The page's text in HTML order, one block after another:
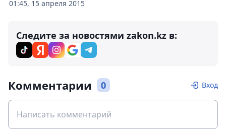
01:45, 15 апреля 2015
Следите за новостями zakon.kz в:
Комментарии 0 Вход